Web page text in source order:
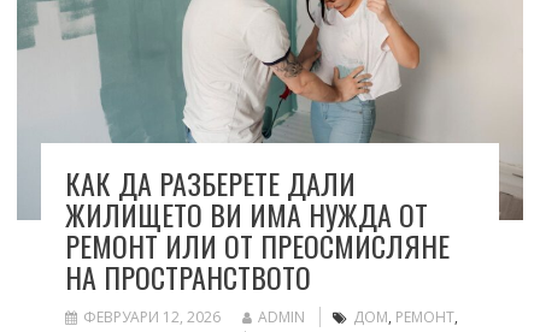
КАК ДА РАЗБЕРЕТЕ ДАЛИ
ЖИЛИЩЕТО ВИ ИМА НУЖДА ОТ
РЕМОНТ ИЛИ ОТ ПРЕОСМИСЛЯНЕ
НА ПРОСТРАНСТВОТО
ФЕВРУАРИ 12, 2026 ADMIN ДОМ, РЕМОНТ,